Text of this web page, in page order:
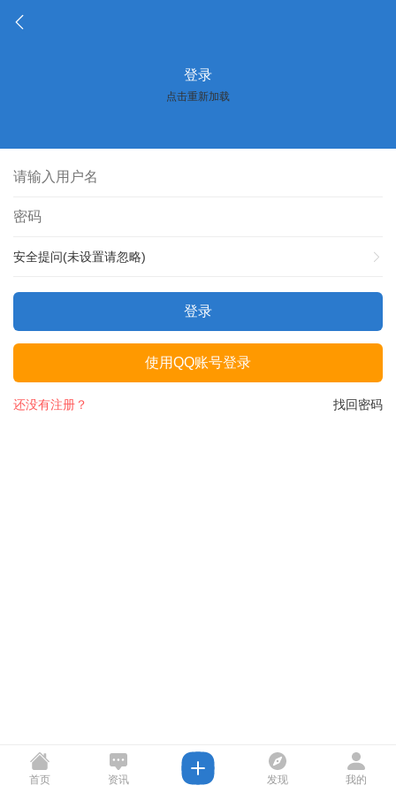
登录
点击重新加载
安全提问(未设置请忽略)
登录
使用QQ账号登录
找回密码
还没有注册？
首页 资讯 发现 我的